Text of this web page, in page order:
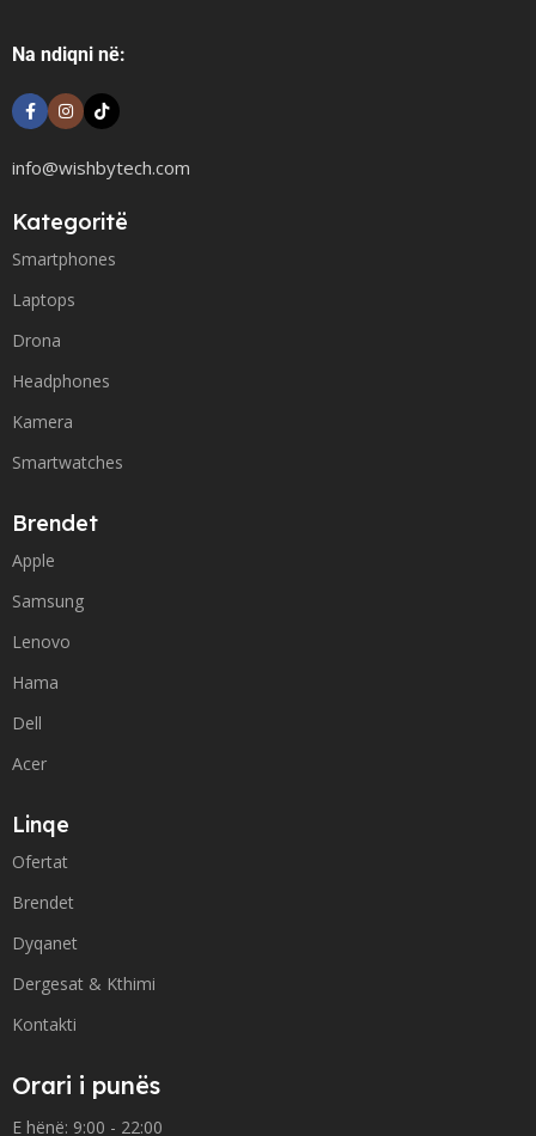
Na ndiqni në:
info@wishbytech.com
Kategoritë
Smartphones
Laptops
Drona
Headphones
Kamera
Smartwatches
Brendet
Apple
Samsung
Lenovo
Hama
Dell
Acer
Linqe
Ofertat
Brendet
Dyqanet
Dergesat & Kthimi
Kontakti
Orari i punës
E hënë: 9:00 - 22:00